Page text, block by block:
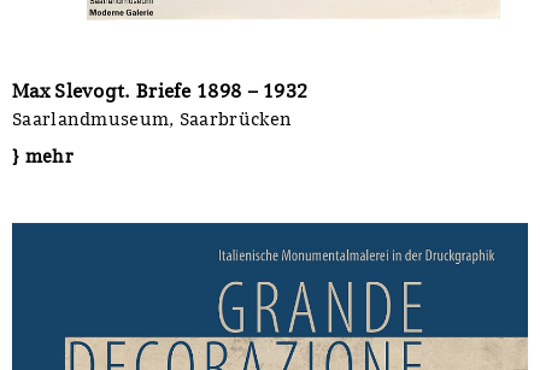
Max Slevogt. Briefe 1898 – 1932
Saarlandmuseum, Saarbrücken
} mehr